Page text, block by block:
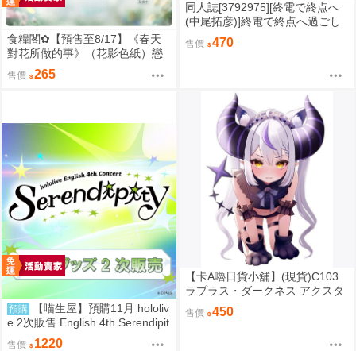
食糧閣✿【預售至8/17】《春天
對花所做的事》（花影色紙）戀
與深空／沈星回／祁煜／黎深／
秦徹／夏以晝／疊紙
售價 265
同人誌[3792975][終電で終点へ
(中尾拓彦)]終電で終点へ過ごし
方ガイド東京発・品川発編 (其
他)
售價 470
預購
【喵生屋】預購11月 hololiv
e 2次販售 English 4th Serendipit
y 演唱會商品 畫板 T恤 手燈 賣場
售價 1220
【卡A嚕日貨小舖】(現貨)C103
ラプラス・ダークネス アクスタ
同人壓克力立牌 社團名: えくれ
あ。 繪師:璃椛
售價 450